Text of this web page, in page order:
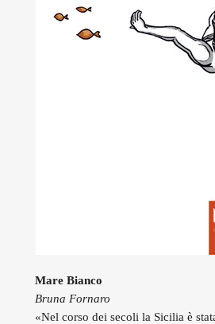
Mare Bianco
Bruna Fornaro
«Nel corso dei secoli la Sicilia è